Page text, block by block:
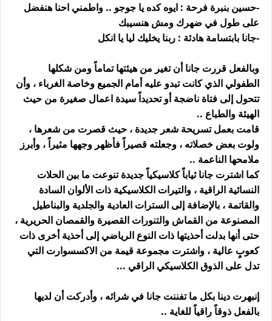
-حسين بنبرة فرحة : ايوه كده يا جوجو .. واطمني احنا هنفضل
على طول في ضهرك ومش هنسيبك
-جانا بابتسامة هادئة : ربنا يخليك ليا يا انكل
وبالفعل قررت جانا أن تغير من هيئتها تماماً ومن شكلها
الطفولي الذي كانت تبدو عليه أمام الجميع وخاصة الغرباء ، وأن
تتحول إلى فتاة ناضجة أو تحديداً سيدة اعمال صغيرة من حيث
الهيئة والطباع ..
قامت بعمل تسريحة شعر جديدة ، حيث قصرت من شعرها ،
ولوت بعض خصلاته ، وجعلته قصيراً فأظهر وجهها مثيراً ، وأبرز
ملامحها الناعمة ..
كما اشترت جانا ثياباً كلاسيكياً جديدة تنوعت ما بين الحلات
النسائية الراقية ، والتيرات الكلاسيكية ذات الألوان السادة
والقاتمة ، بالإضافة إلى السترات العادية والجلدية والبناطيل
المصنوعة من القماش والتنورات القصيرة والقمصان الحريرية ،
حتى أنها بدلت أحذيتها ذات النوع الرياضي إلى أحذية أخرى ذات
كعوبٍ عالية ، واشترت مجموعة قيمة من الاكسسوارت التي
تدل على الذوق الكلاسيكي الراقي ...
إنبهرت دينا بكل ما تفننت جانا في شرائه ، وأدركت أن لديها
بالفعل ذوقاً راقياً للغاية ..